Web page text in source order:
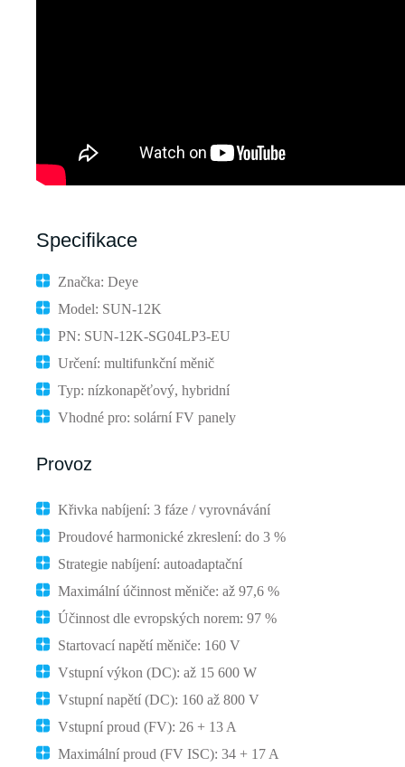
Specifikace
Značka: Deye
Model: SUN-12K
PN: SUN-12K-SG04LP3-EU
Určení: multifunkční měnič
Typ: nízkonapěťový, hybridní
Vhodné pro: solární FV panely
Provoz
Křivka nabíjení: 3 fáze / vyrovnávání
Proudové harmonické zkreslení: do 3 %
Strategie nabíjení: autoadaptační
Maximální účinnost měniče: až 97,6 %
Účinnost dle evropských norem: 97 %
Startovací napětí měniče: 160 V
Vstupní výkon (DC): až 15 600 W
Vstupní napětí (DC): 160 až 800 V
Vstupní proud (FV): 26 + 13 A
Maximální proud (FV ISC): 34 + 17 A